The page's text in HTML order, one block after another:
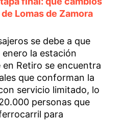
Lomas de Zamora
se debe a que
enero la estación
Retiro se encuentra
que conforman la
servicio limitado, lo
personas que
para